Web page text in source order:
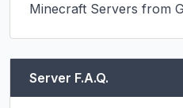
Minecraft Servers from
Server F.A.Q.